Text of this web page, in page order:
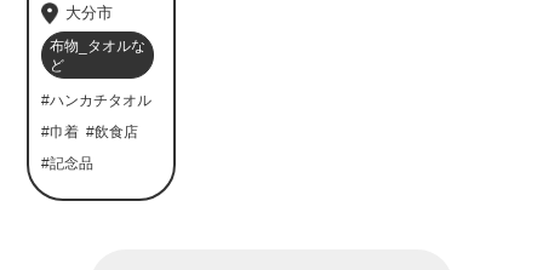
大分市
布物_タオルな
ど
#ハンカチタオル
#巾着 #飲食店
#記念品